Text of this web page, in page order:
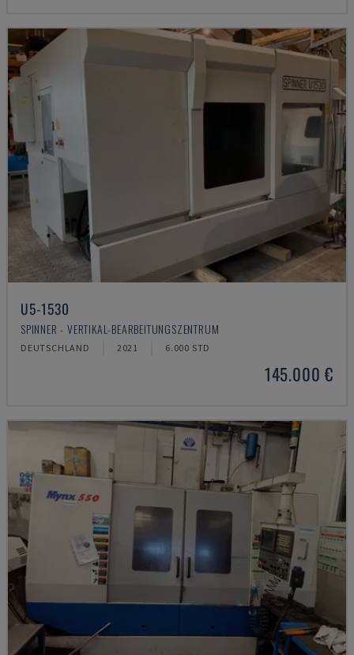
U5-1530
SPINNER - VERTIKAL-BEARBEITUNGSZENTRUM
DEUTSCHLAND 2021 6.000 STD
145.000 €